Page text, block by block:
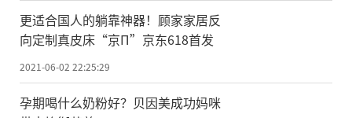
过多种学习宣讲形式，持续推进习近平总书
记关于安全生产重要论述入脑入心、见行见
效。大力宣传自治区人大常委会《关于大力
宣传普及应急安全常识提高公众应急防护意
更适合国人的躺靠神器！顾家家居反
向定制真皮床“京Π”京东618首发
2021-06-02 22:25:29
孕期喝什么奶粉好？贝因美成功妈咪